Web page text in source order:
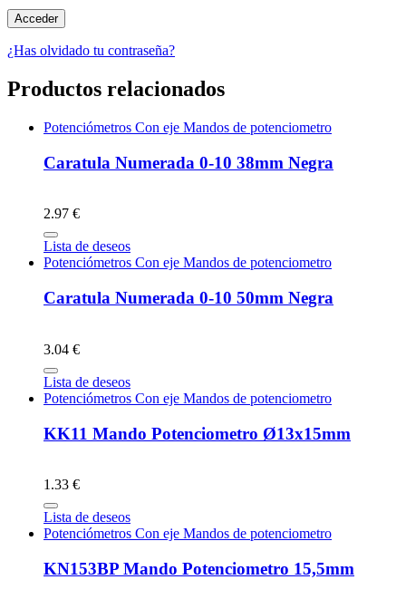
¿Has olvidado tu contraseña?
Productos relacionados
Potenciómetros Con eje Mandos de potenciometro
Caratula Numerada 0-10 38mm Negra
2.97 €
Lista de deseos
Potenciómetros Con eje Mandos de potenciometro
Caratula Numerada 0-10 50mm Negra
3.04 €
Lista de deseos
Potenciómetros Con eje Mandos de potenciometro
KK11 Mando Potenciometro Ø13x15mm
1.33 €
Lista de deseos
Potenciómetros Con eje Mandos de potenciometro
KN153BP Mando Potenciometro 15,5mm